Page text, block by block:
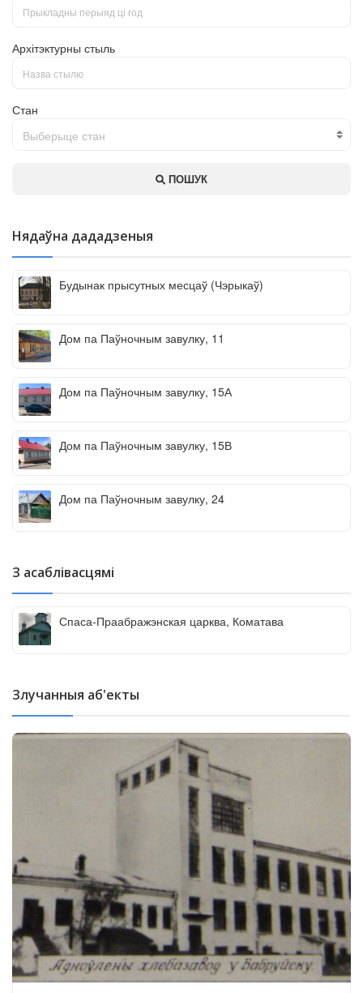
Архітэктурны стыль
Стан
Выберыце стан
ПОШУК
Нядаўна дададзеныя
Будынак прысутных месцаў (Чэрыкаў)
Дом па Паўночным завулку, 11
Дом па Паўночным завулку, 15А
Дом па Паўночным завулку, 15В
Дом па Паўночным завулку, 24
З асаблівасцямі
Спаса-Праабражэнская царква, Коматава
Злучанныя аб'екты